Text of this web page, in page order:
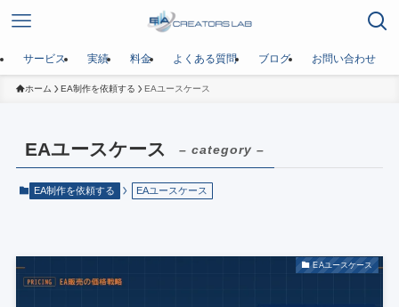
サービス 実績 料金 よくある質問 ブログ お問い合わせ
ホーム EA制作を依頼する EAユースケース
EAユースケース – category –
EA制作を依頼する EAユースケース
EAユースケース